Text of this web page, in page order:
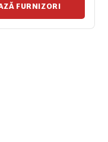
FURNIZORI